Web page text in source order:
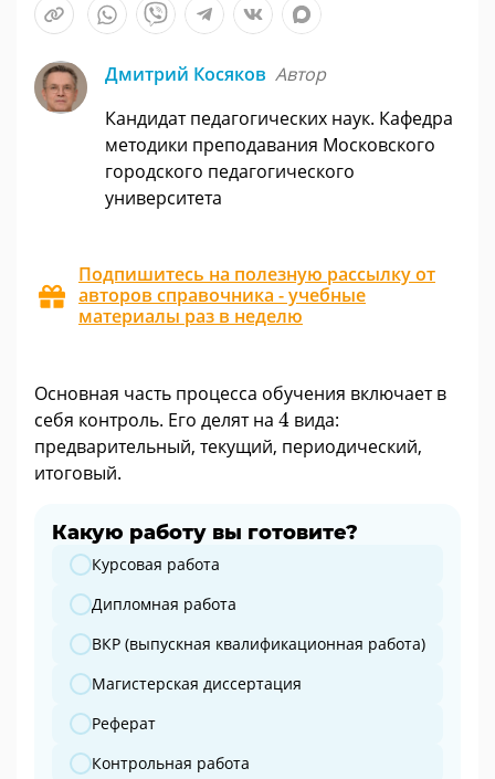
Дмитрий Косяков Автор
Кандидат педагогических наук. Кафедра
методики преподавания Московского
городского педагогического
университета
Подпишитесь на полезную рассылку от
авторов справочника - учебные
материалы раз в неделю
Основная часть процесса обучения включает в
себя контроль. Его делят на 4
4 вида:
предварительный, текущий, периодический,
итоговый.
Какую работу вы готовите?
Какую работу вы готовите?
Курсовая работа
Дипломная работа
ВКР (выпускная квалификационная работа)
Магистерская диссертация
Реферат
Контрольная работа